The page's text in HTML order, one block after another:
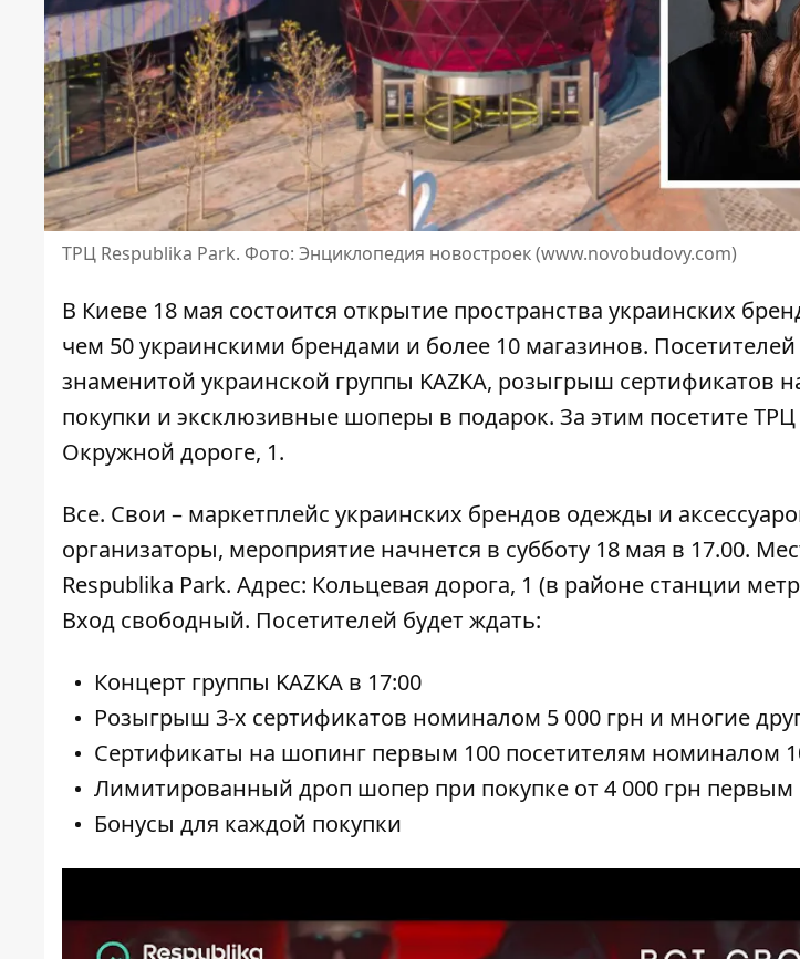
ТРЦ Respublika Park. Фото: Энциклопедия новостроек (www.novobudovy.com)
В Киеве 18 мая состоится открытие пространства украинских
чем 50 украинскими брендами и более 10 магазинов.
знаменитой украинской группы KAZKA, розыгрыш сертификатов
покупки и эксклюзивные шоперы в подарок. За этим посетите
Окружной дороге, 1.
Все. Свои – маркетплейс украинских брендов одежды и
организаторы, мероприятие начнется в субботу 18 мая в 17.00.
Respublika Park. Адрес: Кольцевая дорога, 1 (в районе станции
Вход свободный. Посетителей будет ждать:
Концерт группы KAZKA в 17:00
Розыгрыш 3-х сертификатов номиналом 5 000 грн и многие
Сертификаты на шопинг первым 100 посетителям номиналом
Лимитированный дроп шопер при покупке от 4 000 грн первым
Бонусы для каждой покупки